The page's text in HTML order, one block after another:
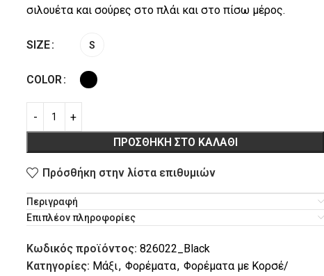
VACATION
σιλουέτα και σούρες στο πλάι και στο πίσω μέρος.
SIZE S
COLOR
ΠΡΟΣΘΉΚΗ ΣΤΟ ΚΑΛΆΘΙ
Πρόσθήκη στην λίστα επιθυμιών
Περιγραφή
Επιπλέον πληροφορίες
Κωδικός προϊόντος: 826022_Black
Κατηγορίες: Μάξι, Φορέματα, Φορέματα με Κορσέ/